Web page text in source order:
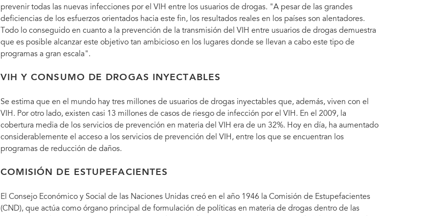
prevenir todas las nuevas infecciones por el VIH entre los usuarios de drogas. "A pesar de las grandes
deficiencias de los esfuerzos orientados hacia este fin, los resultados reales en los países son alentadores.
Todo lo conseguido en cuanto a la prevención de la transmisión del VIH entre usuarios de drogas demuestra
que es posible alcanzar este objetivo tan ambicioso en los lugares donde se llevan a cabo este tipo de
programas a gran escala".
VIH Y CONSUMO DE DROGAS INYECTABLES
Se estima que en el mundo hay tres millones de usuarios de drogas inyectables que, además, viven con el
VIH. Por otro lado, existen casi 13 millones de casos de riesgo de infección por el VIH. En el 2009, la
cobertura media de los servicios de prevención en materia del VIH era de un 32%. Hoy en día, ha aumentado
considerablemente el acceso a los servicios de prevención del VIH, entre los que se encuentran los
programas de reducción de daños.
COMISIÓN DE ESTUPEFACIENTES
El Consejo Económico y Social de las Naciones Unidas creó en el año 1946 la Comisión de Estupefacientes
(CND), que actúa como órgano principal de formulación de políticas en materia de drogas dentro de las